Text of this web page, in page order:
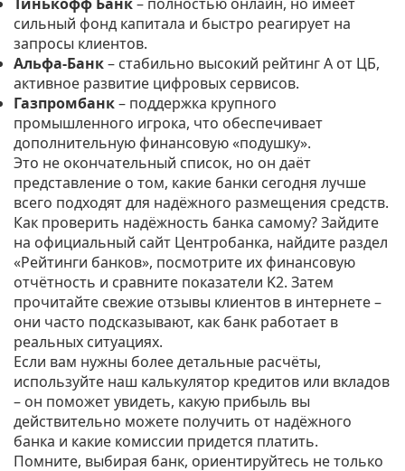
сильный фонд капитала и быстро реагирует на
запросы клиентов.
Альфа‑Банк– стабильно высокий рейтинг А от ЦБ,
активное развитие цифровых сервисов.
Газпромбанк– поддержка крупного
промышленного игрока, что обеспечивает
дополнительную финансовую «подушку».
Это не окончательный список, но он даёт
представление о том, какие банки сегодня лучше
всего подходят для надёжного размещения средств.
Как проверить надёжность банка самому? Зайдите
на официальный сайт Центробанка, найдите раздел
«Рейтинги банков», посмотрите их финансовую
отчётность и сравните показатели K2. Затем
прочитайте свежие отзывы клиентов в интернете –
они часто подсказывают, как банк работает в
реальных ситуациях.
Если вам нужны более детальные расчёты,
используйте наш калькулятор кредитов или вкладов
– он поможет увидеть, какую прибыль вы
действительно можете получить от надёжного
банка и какие комиссии придется платить.
Помните, выбирая банк, ориентируйтесь не только